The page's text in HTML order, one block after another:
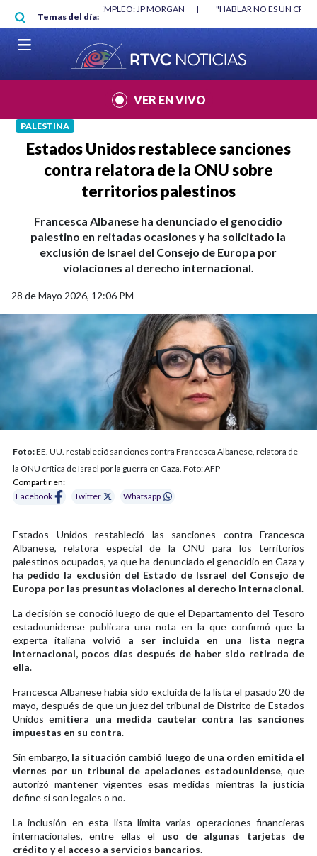
Pasar al contenido principal
Temas del día:
"HABLAR NO ES UN CRIMEN": CARTA DE BETO CORAL |
VER EN VIVO
PALESTINA
Estados Unidos restablece sanciones
contra relatora de la ONU sobre
territorios palestinos
Francesca Albanese ha denunciado el genocidio
palestino en reitadas ocasiones y ha solicitado la
exclusión de Israel del Consejo de Europa por
violaciones al derecho internacional.
28 de Mayo 2026, 12:06 PM
Foto:EE. UU. restableció sanciones contra Francesca Albanese, relatora de
la ONU crítica de Israel por la guerra en Gaza. Foto: AFP
Compartir en:
Facebook
Twitter Whatsapp
Estados Unidos restableció las sanciones contra Francesca
Albanese, relatora especial de la ONU para los territorios
palestinos ocupados, ya que ha denunciado el genocidio en Gaza y
ha pedido la exclusión del Estado de Issrael del Consejo de
Europa por las presuntas violaciones al derecho internacional.
La decisión se conoció luego de que el Departamento del Tesoro
estadounidense publicara una nota en la que confirmó que la
experta italiana volvió a ser incluida en una lista negra
internacional, pocos días después de haber sido retirada de
ella.
Francesca Albanese había sido excluida de la lista el pasado 20 de
mayo, después de que un juez del tribunal de Distrito de Estados
Unidos emitiera una medida cautelar contra las sanciones
impuestas en su contra.
Sin embargo, la situación cambió luego de una orden emitida el
viernes por un tribunal de apelaciones estadounidense, que
autorizó mantener vigentes esas medidas mientras la justicia
define si son legales o no.
La inclusión en esta lista limita varias operaciones financieras
internacionales, entre ellas el uso de algunas tarjetas de
crédito y el acceso a servicios bancarios.